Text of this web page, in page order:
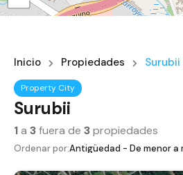
Inicio Propiedades Surubii
Property City
Surubii
1a 3fuera de 3propiedades
Ordenar por:Antigüedad - De menor a